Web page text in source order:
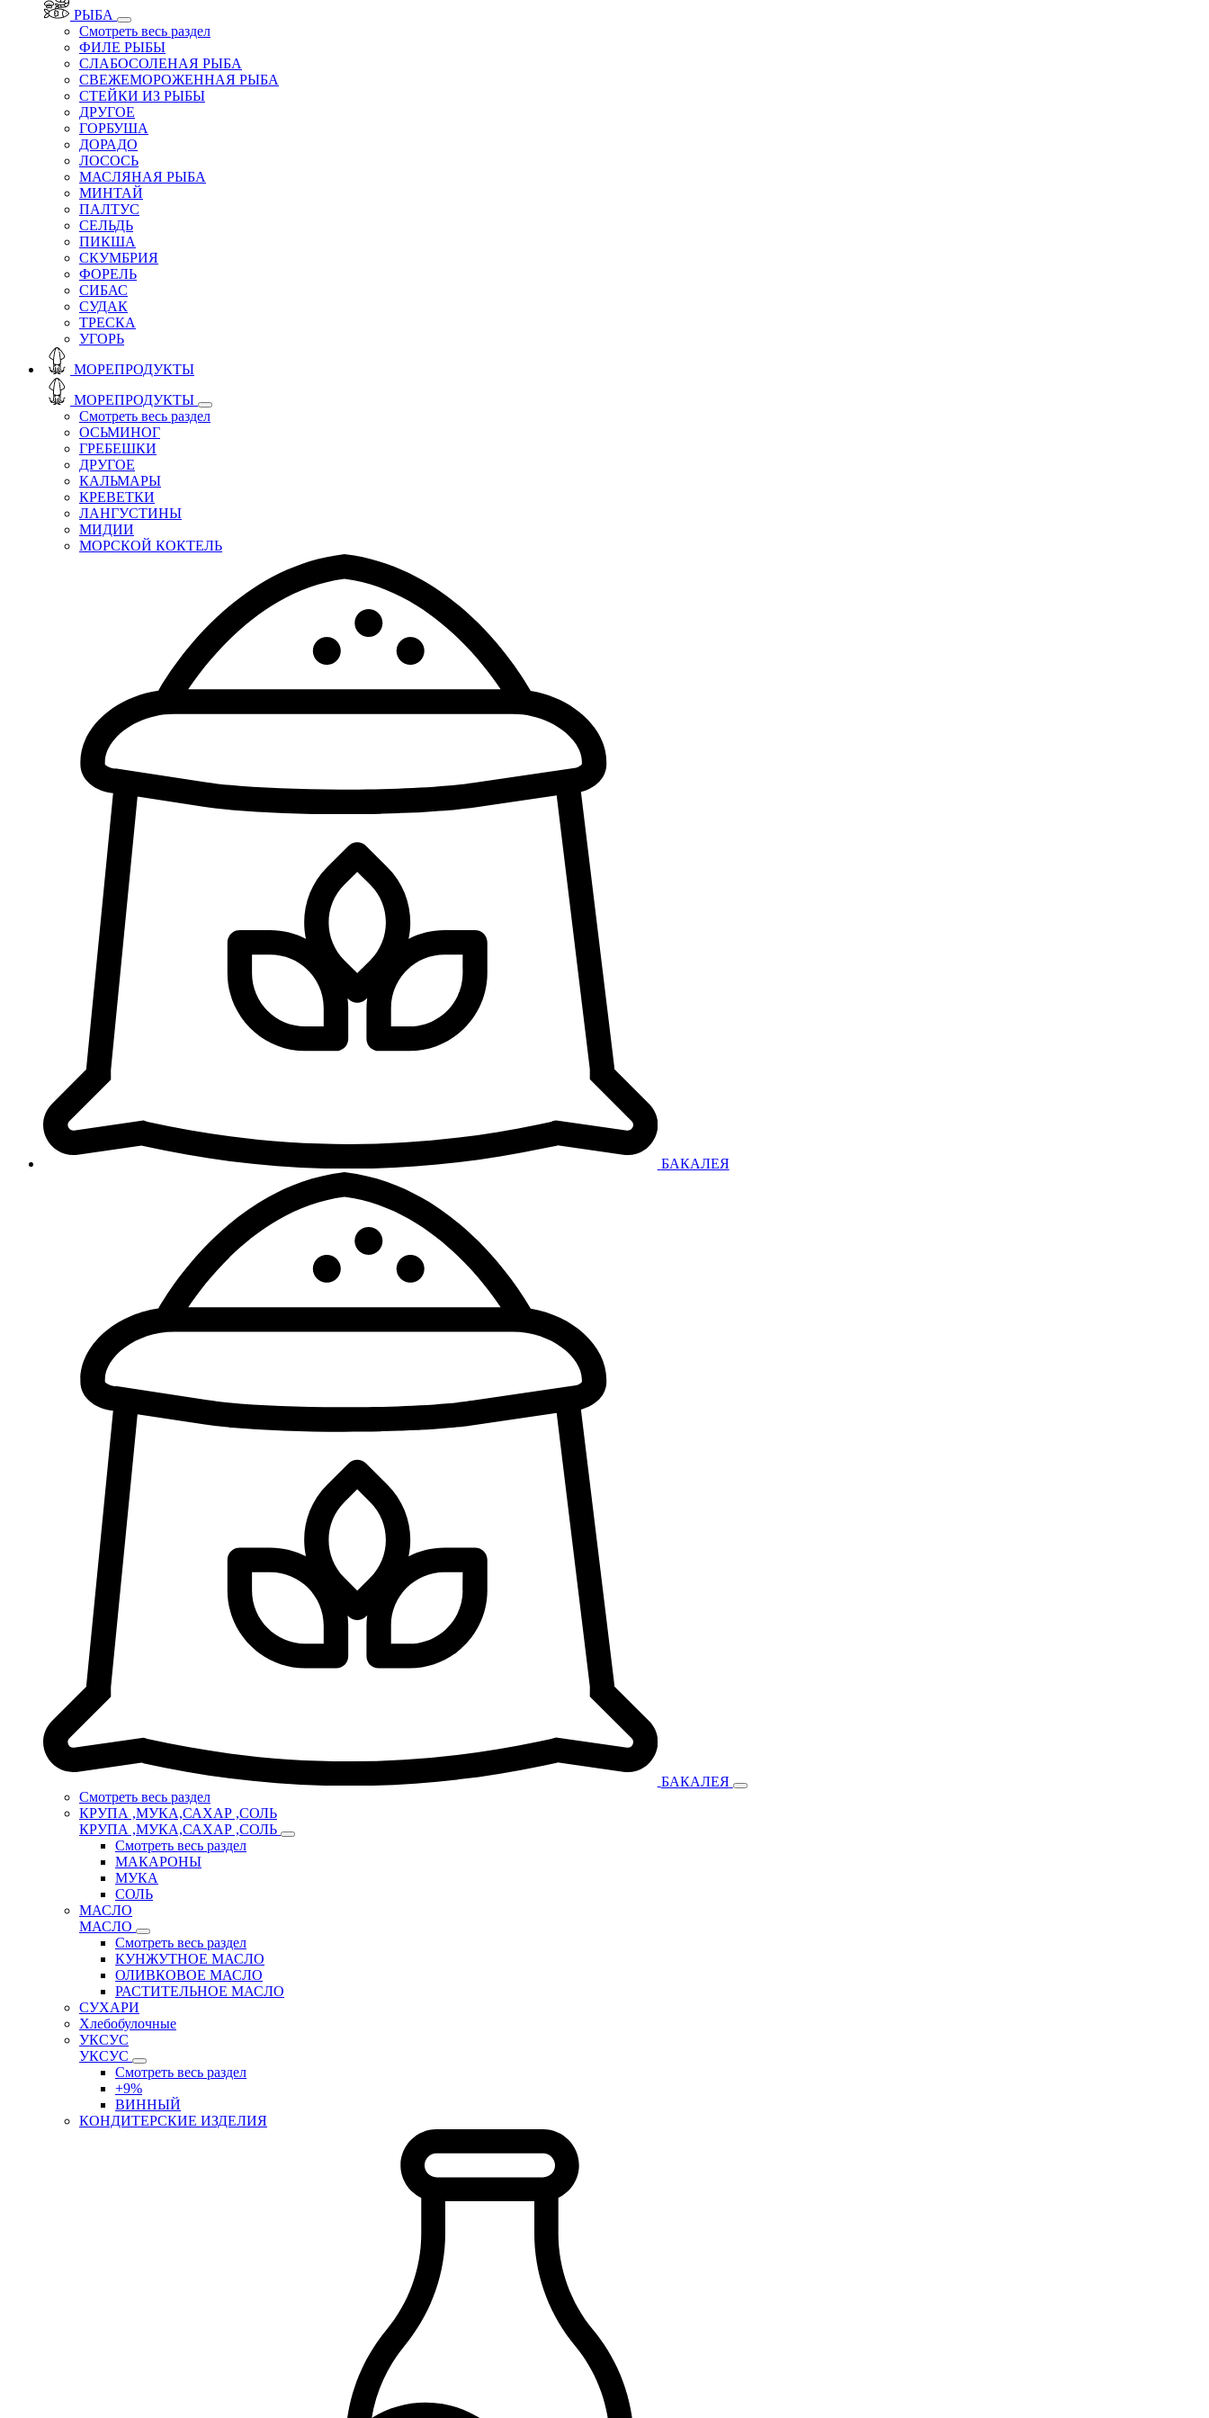
РЫБА
Смотреть весь раздел
ФИЛЕ РЫБЫ
СЛАБОСОЛЕНАЯ РЫБА
СВЕЖЕМОРОЖЕННАЯ РЫБА
СТЕЙКИ ИЗ РЫБЫ
ДРУГОЕ
ГОРБУША
ДОРАДО
ЛОСОСЬ
МАСЛЯНАЯ РЫБА
МИНТАЙ
ПАЛТУС
СЕЛЬДЬ
ПИКША
СКУМБРИЯ
ФОРЕЛЬ
СИБАС
СУДАК
ТРЕСКА
УГОРЬ
МОРЕПРОДУКТЫ
МОРЕПРОДУКТЫ
Смотреть весь раздел
ОСЬМИНОГ
ГРЕБЕШКИ
ДРУГОЕ
КАЛЬМАРЫ
КРЕВЕТКИ
ЛАНГУСТИНЫ
МИДИИ
МОРСКОЙ КОКТЕЛЬ
БАКАЛЕЯ
БАКАЛЕЯ
Смотреть весь раздел
КРУПА ,МУКА,САХАР ,СОЛЬ
КРУПА ,МУКА,САХАР ,СОЛЬ
Смотреть весь раздел
МАКАРОНЫ
МУКА
СОЛЬ
МАСЛО
МАСЛО
Смотреть весь раздел
КУНЖУТНОЕ МАСЛО
ОЛИВКОВОЕ МАСЛО
РАСТИТЕЛЬНОЕ МАСЛО
СУХАРИ
Хлебобулочные
УКСУС
УКСУС
Смотреть весь раздел
+9%
ВИННЫЙ
КОНДИТЕРСКИЕ ИЗДЕЛИЯ